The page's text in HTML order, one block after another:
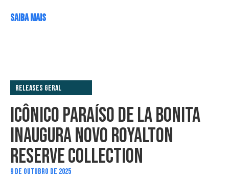
SAIBA MAIS
Releases Geral
ICÔNICO PARAÍSO DE LA BONITA
INAUGURA NOVO ROYALTON
RESERVE COLLECTION
9 DE OUTUBRO DE 2025